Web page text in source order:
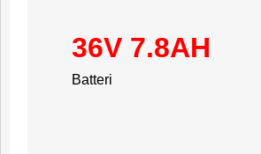
36V 7.8AH
Batteri